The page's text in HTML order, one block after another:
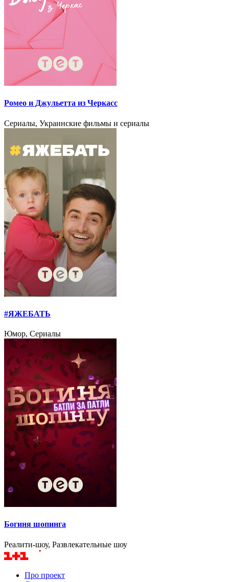
Ромео и Джульетта из Черкасс
Сериалы, Украинские фильмы и сериалы
#ЯЖЕБАТЬ
Юмор, Сериалы
Богиня шопинга
Реалити-шоу, Развлекательные шоу
Про проект